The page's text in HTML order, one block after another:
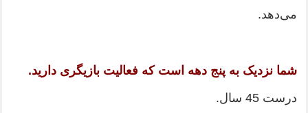
می‌دهد.
شما نزدیک به پنج دهه است که فعالیت بازیگری دارید.
درست 45 سال.